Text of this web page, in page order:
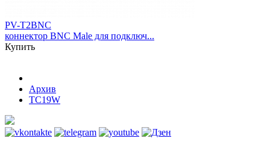
PV-T2BNC
коннектор BNC Male для подключ...
Купить
Архив
TC19W